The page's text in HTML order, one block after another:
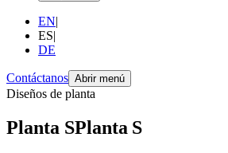
EN|
ES|
DE
Contáctanos Abrir menú
Diseños de planta
Planta SPlanta S